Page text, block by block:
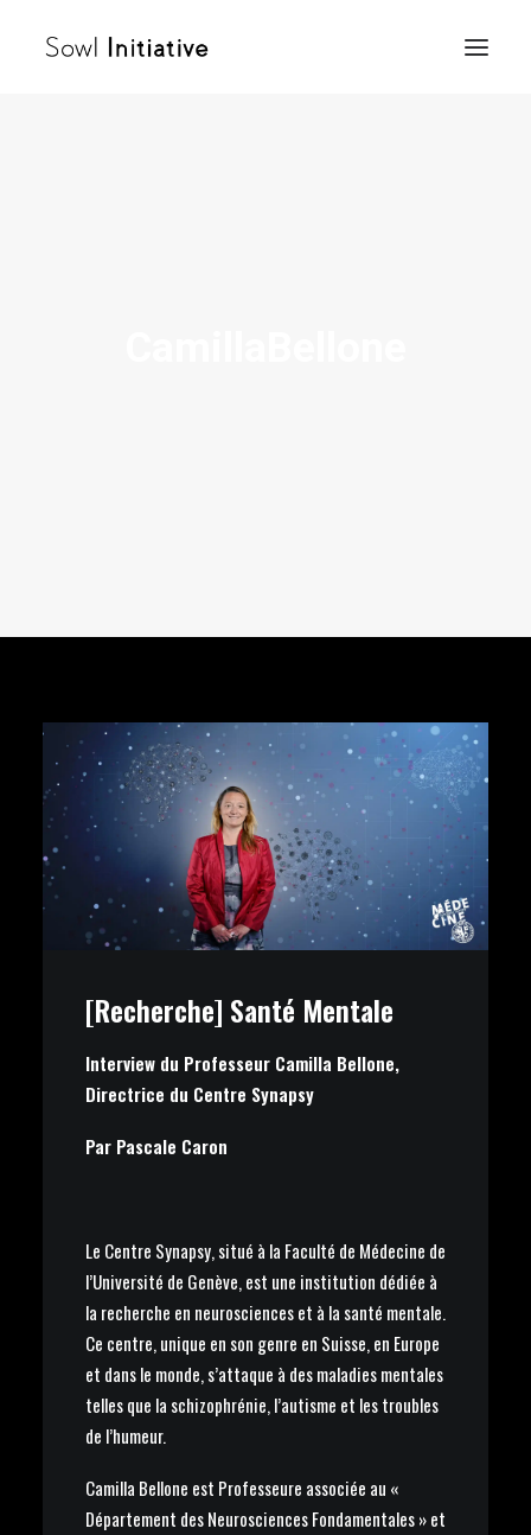
[Recherche] Santé Mentale
Interview du Professeur Camilla Bellone,
Directrice du Centre Synapsy
Par Pascale Caron
Le Centre Synapsy, situé à la Faculté de Médecine de
l’Université de Genève, est une institution dédiée à
la recherche en neurosciences et à la santé mentale.
Ce centre, unique en son genre en Suisse, en Europe
et dans le monde, s’attaque à des maladies mentales
telles que la schizophrénie, l’autisme et les troubles
de l’humeur.
Camilla Bellone est Professeure associée au «
Département des Neurosciences Fondamentales » et